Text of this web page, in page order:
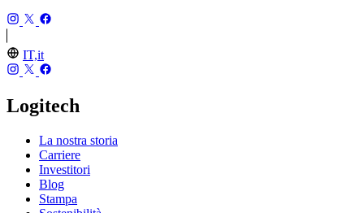
IT,it
Logitech
La nostra storia
Carriere
Investitori
Blog
Stampa